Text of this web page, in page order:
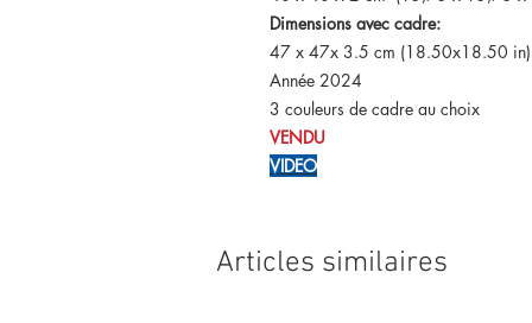
Dimensions avec cadre:
47 x 47x 3.5 cm (18.50x18.50
Année 2024
3 couleurs de cadre au choix
VENDU
VIDEO
Articles similaires